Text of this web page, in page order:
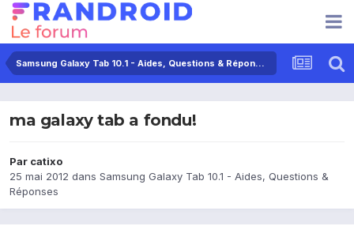
Samsung Galaxy Tab 10.1 - Aides, Questions & Réponses
ma galaxy tab a fondu!
Par catixo
25 mai 2012 dans Samsung Galaxy Tab 10.1 - Aides, Questions &
Réponses